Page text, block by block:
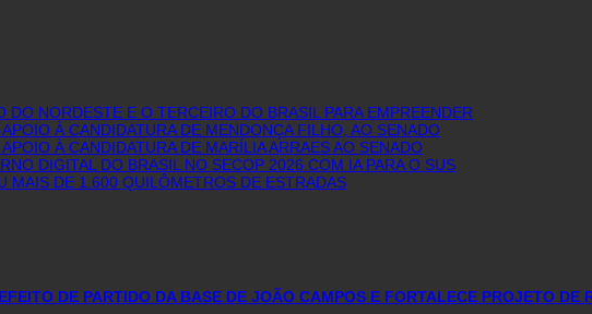
NORDESTE E O TERCEIRO DO BRASIL PARA EMPREENDER
À CANDIDATURA DE MENDONÇA FILHO, AO SENADO
À CANDIDATURA DE MARÍLIA ARRAES AO SENADO
DIGITAL DO BRASIL NO SECOP 2026 COM IA PARA O SUS
MAIS DE 1.600 QUILÔMETROS DE ESTRADAS
DE PARTIDO DA BASE DE JOÃO CAMPOS E FORTALECE PROJETO DE